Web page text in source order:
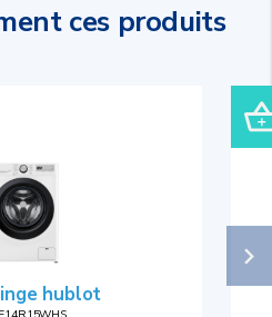
ces produits
hublot